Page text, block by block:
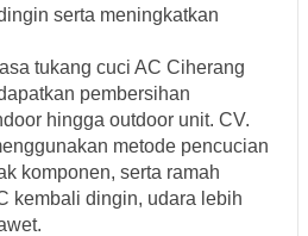
serta meningkatkan
tukang cuci AC Ciherang
pembersihan
hingga outdoor unit. CV.
metode pencucian
komponen, serta ramah
kembali dingin, udara lebih